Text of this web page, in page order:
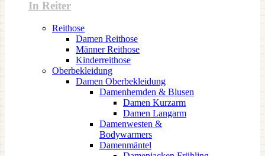
In Reiter
Reithose
Damen Reithose
Männer Reithose
Kinderreithose
Oberbekleidung
Damen Oberbekleidung
Damenhemden & Blusen
Damen Kurzarm
Damen Langarm
Damenwesten &
Bodywarmers
Damenmäntel